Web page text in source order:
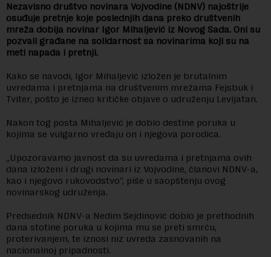
Nezavisno društvo novinara Vojvodine (NDNV) najoštrije
osuđuje pretnje koje poslednjih dana preko društvenih
mreža dobija novinar Igor Mihaljević iz Novog Sada. Oni su
pozvali građane na solidarnost sa novinarima koji su na
meti napada i pretnji.
Kako se navodi, Igor Mihaljević izložen je brutalnim
uvredama i pretnjama na društvenim mrežama Fejsbuk i
Tviter, pošto je izneo kritičke objave o udruženju Levijatan.
Nakon tog posta Mihaljević je dobio destine poruka u
kojima se vulgarno vređaju on i njegova porodica.
„Upozoravamo javnost da su uvredama i pretnjama ovih
dana izloženi i drugi novinari iz Vojvodine, članovi NDNV-a,
kao i njegovo rukovodstvo“, piše u saopštenju ovog
novinarskog udruženja.
Predsednik NDNV-a Nedim Sejdinović dobio je prethodnih
dana stotine poruka u kojima mu se preti smrću,
proterivanjem, te iznosi niz uvreda zasnovanih na
nacionalnoj pripadnosti.